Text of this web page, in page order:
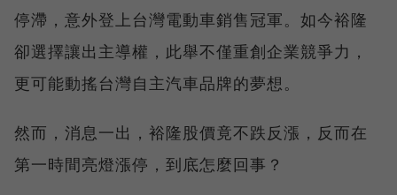
停滯，意外登上台灣電動車銷售冠軍。如今裕隆
卻選擇讓出主導權，此舉不僅重創企業競爭力，
更可能動搖台灣自主汽車品牌的夢想。
然而，消息一出，裕隆股價竟不跌反漲，反而在
第一時間亮燈漲停，到底怎麼回事？